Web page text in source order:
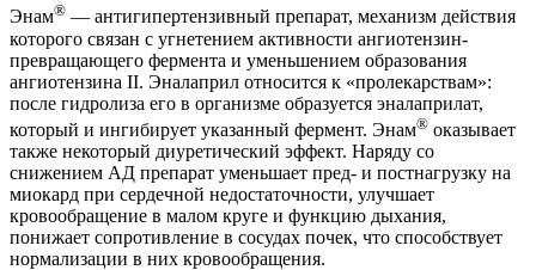
Энам® — антигипертензивный препарат, механизм действия
которого связан с угнетением активности ангиотензин-
превращающего фермента и уменьшением образования
ангиотензина II. Эналаприл относится к «пролекарствам»:
после гидролиза его в организме образуется эналаприлат,
который и ингибирует указанный фермент. Энам® оказывает
также некоторый диуретический эффект. Наряду со
снижением АД препарат уменьшает пред- и постнагрузку на
миокард при сердечной недостаточности, улучшает
кровообращение в малом круге и функцию дыхания,
понижает сопротивление в сосудах почек, что способствует
нормализации в них кровообращения.